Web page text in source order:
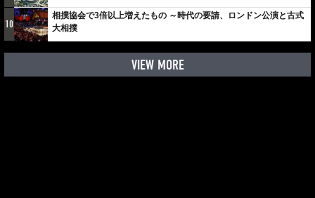
10
相撲協会で3倍以上増えたもの ～時代の要請、ロンドン公演と古式
大相撲
VIEW MORE